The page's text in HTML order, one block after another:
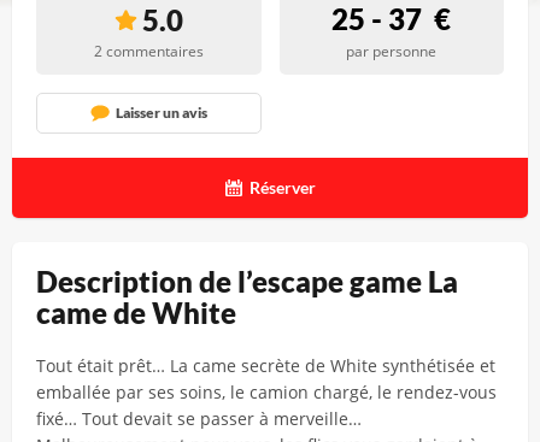
Description de l’escape game La
came de White
Tout était prêt… La came secrète de White synthétisée et
emballée par ses soins, le camion chargé, le rendez-vous
fixé… Tout devait se passer à merveille…
5.0
2 commentaires
25 - 37 €
par personne
Laisser un avis
Réserver